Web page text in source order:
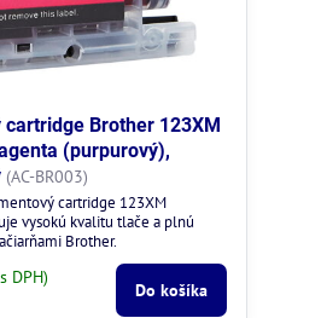
Brother 123XM
(purpurový),
(AC-BR003)
cartridge 123XM
vysokú kvalitu tlače a plnú
Brother.
DPH)
Do košíka